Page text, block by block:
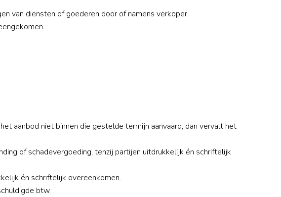
van diensten of goederen door of namens verkoper.
aanbod niet binnen die gestelde termijn aanvaard, dan vervalt het
of schadevergoeding, tenzij partijen uitdrukkelijk én schriftelijk
én schriftelijk overeenkomen.
btw.